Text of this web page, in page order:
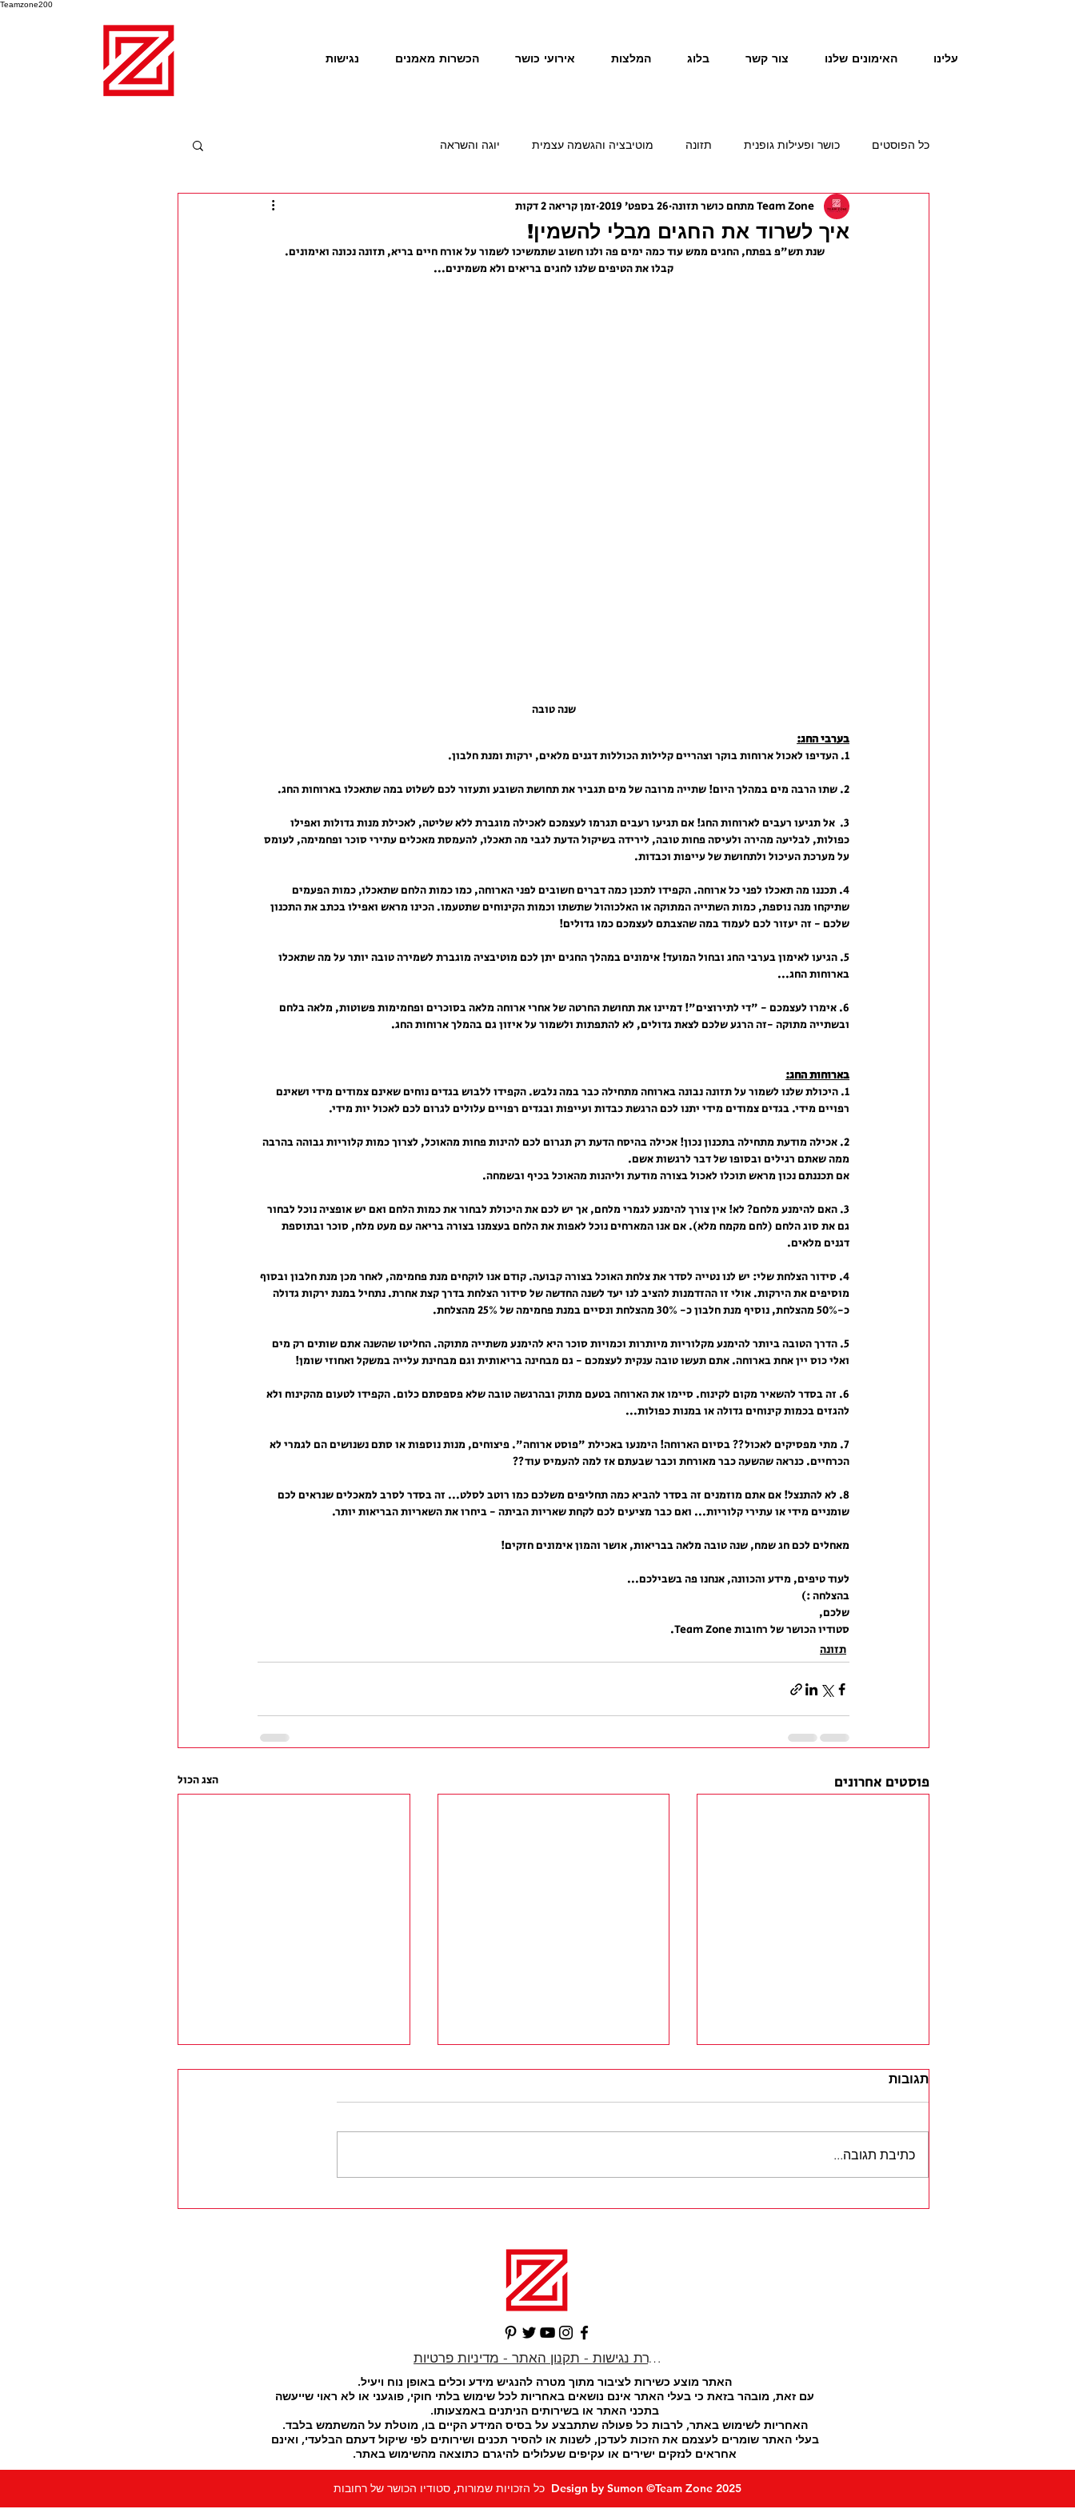
Teamzone200
נגישות הכשרות מאמנים אירועי כושר המלצות בלוג צור קשר האימונים שלנו עלינו
כל הפוסטים כושר ופעילות גופנית תזונה מוטיבציה והגשמה עצמית יוגה והשראה
איך לשרוד את החגים מבלי להשמין!
Team Zone מתחם כושר תזונה 26 בספט׳ 2019 זמן קריאה 2 דקות
שנת תש"פ בפתח, החגים ממש עוד כמה ימים פה ולנו חשוב שתמשיכו לשמור על אורח חיים בריא, תזונה נכונה ואימונים.
קבלו את הטיפים שלנו לחגים בריאים ולא משמינים...
שנה טובה
בערבי החג:
1. העדיפו לאכול ארוחות בוקר וצהריים קלילות הכוללות דגנים מלאים, ירקות ומנת חלבון.
2. שתו הרבה מים במהלך היום! שתייה מרובה של מים תגביר את תחושת השובע ותעזור לכם לשלוט במה שתאכלו בארוחות החג.
3.  אל תגיעו רעבים לארוחות החג! אם תגיעו רעבים תגרמו לעצמכם לאכילה מוגברת ללא שליטה, לאכילת מנות גדולות ואפילו
כפולות, לבליעה מהירה ולעיסה פחות טובה, לירידה בשיקול הדעת לגבי מה תאכלו, להעמסת מאכלים עתירי סוכר ופחמימה, לעומס
על מערכת העיכול ולתחושת של עייפות וכבדות.
4. תכננו מה תאכלו לפני כל ארוחה. הקפידו לתכנן כמה דברים חשובים לפני הארוחה, כמו כמות הלחם שתאכלו, כמות הפעמים
שתיקחו מנה נוספת, כמות השתייה המתוקה או האלכוהול שתשתו וכמות הקינוחים שתטעמו. הכינו מראש ואפילו בכתב את התכנון
שלכם - זה יעזור לכם לעמוד במה שהצבתם לעצמכם כמו גדולים!
5. הגיעו לאימון בערבי החג ובחול המועד! אימונים במהלך החגים יתן לכם מוטיבציה מוגברת לשמירה טובה יותר על מה שתאכלו
בארוחות החג...
6. אימרו לעצמכם - "די לתירוצים"! דמיינו את תחושת החרטה של אחרי ארוחה מלאה בסוכרים ופחמימות פשוטות, מלאה בלחם
ובשתייה מתוקה -זה הרגע שלכם לצאת גדולים, לא להתפתות ולשמור על איזון גם בהמלך ארוחות החג.
בארוחות החג:
1. היכולת שלנו לשמור על תזונה נבונה בארוחה מתחילה כבר במה נלבש. הקפידו ללבוש בגדים נוחים שאינם צמודים מידי ושאינם
רפויים מידי. בגדים צמודים מידי יתנו לכם הרגשת כבדות ועייפות ובגדים רפויים עלולים לגרום לכם לאכול יות מידי.
2. אכילה מודעת מתחילה בתכנון נכון! אכילה בהיסח הדעת רק תגרום לכם להינות פחות מהאוכל, לצרוך כמות קלוריות גבוהה בהרבה
ממה שאתם רגילים ובסופו של דבר לרגשות אשם.
אם תכננתם נכון מראש תוכלו לאכול בצורה מודעת וליהנות מהאוכל בכיף ובשמחה.
3. האם להימנע מלחם? לא! אין צורך להימנע לגמרי מלחם, אך יש לכם את היכולת לבחור את כמות הלחם ואם יש אופציה נוכל לבחור
גם את סוג הלחם (לחם מקמח מלא). אם אנו המארחים נוכל לאפות את הלחם בעצמנו בצורה בריאה עם מעט מלח, סוכר ובתוספת
דגנים מלאים.
4. סידור הצלחת שלי: יש לנו נטייה לסדר את צלחת האוכל בצורה קבועה. קודם אנו לוקחים מנת פחמימה, לאחר מכן מנת חלבון ובסוף
מוסיפים את הירקות. אולי זו ההזדמנות להציב לנו יעד לשנה החדשה של סידור הצלחת בדרך קצת אחרת. נתחיל במנת ירקות גדולה
כ-50% מהצלחת, נוסיף מנת חלבון כ- 30% מהצלחת ונסיים במנת פחמימה של 25% מהצלחת.
5. הדרך הטובה ביותר להימנע מקלוריות מיותרות וכמויות סוכר היא להימנע משתייה מתוקה. החליטו שהשנה אתם שותים רק מים
ואלי כוס יין אחת בארוחה. אתם תעשו טובה ענקית לעצמכם - גם מבחינה בריאותית וגם מבחינת עלייה במשקל ואחוזי שומן!
6. זה בסדר להשאיר מקום לקינוח. סיימו את הארוחה בטעם מתוק ובהרגשה טובה שלא פספסתם כלום. הקפידו לטעום מהקינוח ולא
להגזים בכמות קינוחים גדולה או במנות כפולות...
7. מתי מפסיקים לאכול?? בסיום הארוחה! הימנעו באכילת "פוסט ארוחה". פיצוחים, מנות נוספות או סתם נשנושים הם לגמרי לא
הכרחיים. כנראה שהשעה כבר מאורחת וכבר שבעתם אז למה להעמיס עוד??
8. לא להתנצל! אם אתם מוזמנים זה בסדר להביא כמה תחליפים משלכם כמו רוטב לסלט... זה בסדר לסרב למאכלים שנראים לכם
שומניים מידי או עתירי קלוריות... ואם כבר מציעים לכם לקחת שאריות הביתה - ביחרו את השאריות הבריאות יותר.
מאחלים לכם חג שמח, שנה טובה מלאה בבריאות, אושר והמון אימונים חזקים!
לעוד טיפים, מידע והכוונה, אנחנו פה בשבילכם...
בהצלחה :)
שלכם,
סטודיו הכושר של רחובות Team Zone.
תזונה
פוסטים אחרונים הצג הכול
תגובות
כתיבת תגובה...
הצהרת נגישות - תקנון האתר - מדיניות פרטיות
האתר מוצע כשירות לציבור מתוך מטרה להנגיש מידע וכלים באופן נוח ויעיל.
עם זאת, מובהר בזאת כי בעלי האתר אינם נושאים באחריות לכל שימוש בלתי חוקי, פוגעני או לא ראוי שייעשה
בתכני האתר או בשירותים הניתנים באמצעותו.
האחריות לשימוש באתר, לרבות כל פעולה שתתבצע על בסיס המידע הקיים בו, מוטלת על המשתמש בלבד.
בעלי האתר שומרים לעצמם את הזכות לעדכן, לשנות או להסיר תכנים ושירותים לפי שיקול דעתם הבלעדי, ואינם
אחראים לנזקים ישירים או עקיפים שעלולים להיגרם כתוצאה מהשימוש באתר.
Design by Sumon ©Team Zone 2025 כל הזכויות שמורות, סטודיו הכושר של רחובות